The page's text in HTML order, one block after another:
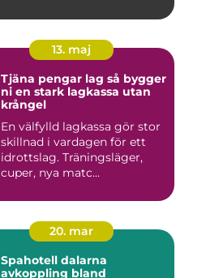
13. maj
Tjäna pengar lag så bygger
ni en stark lagkassa utan
krångel
En välfylld lagkassa gör stor
skillnad i vardagen för ett
idrottslag. Träningsläger,
cuper, nya matc...
20. mar
Spahotell dalarna
avkoppling bland